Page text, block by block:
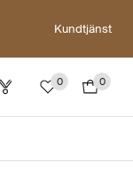
Kundtjänst
0 0